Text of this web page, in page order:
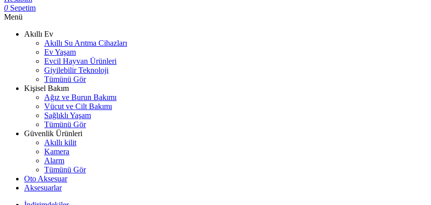
0 Sepetim
Menü
Akıllı Ev
Akıllı Su Arıtma Cihazları
Ev Yaşam
Evcil Hayvan Ürünleri
Giyilebilir Teknoloji
Tümünü Gör
Kişisel Bakım
Ağız ve Burun Bakımı
Vücut ve Cilt Bakımı
Sağlıklı Yaşam
Tümünü Gör
Güvenlik Ürünleri
Akıllı kilit
Kamera
Alarm
Tümünü Gör
Oto Aksesuar
Aksesuarlar